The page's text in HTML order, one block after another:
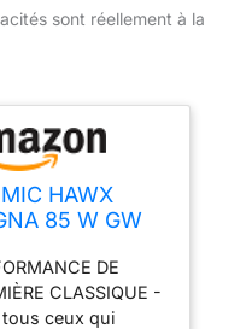
sont réellement à la
HAWX
85 W GW
storm/ivory,
DE
CLASSIQUE -
tous ceux qui